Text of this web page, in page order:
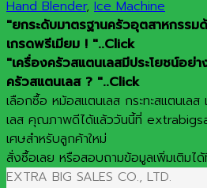
Hand Blender, Ice Machine
"ยกระดับมาตรฐานครัวอุตสาหกรรม
เกรดพรีเมียม ! "..Click
"เครื่องครัวสแตนเลสมีประโยชน์อย่า
ครัวสแตนเลส ? "..Click
เลือกซื้อ หม้อสแตนเลส กระทะสแตนเล
เลส คุณภาพดีได้แล้ววันนี้ที่
เศษสำหรับลูกค้าใหม่
สั่งซื้อเลย หรือสอบถามข้อมูลเพิ่มเติม
EXTRA BIG SALES CO., LTD.